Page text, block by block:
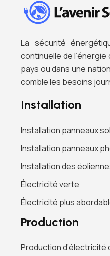
La sécurité
continuelle de l’énergie
pays ou dans une
comble les besoins
Installation
Installation panneaux
Installation panneaux
Installation des
Électricité verte
Électricité plus
Production
Production d’électricité